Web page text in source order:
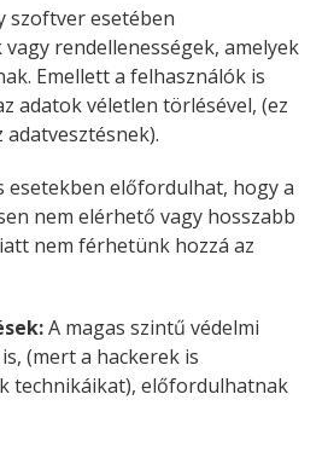
szoftver esetében
rendellenességek, amelyek
Emellett a felhasználók is
adatok véletlen törlésével, (ez
esetekben előfordulhat, hogy a
nem elérhető vagy hosszabb
nem férhetünk hozzá az
A magas szintű védelmi
(mert a hackerek is
technikáikat), előfordulhatnak